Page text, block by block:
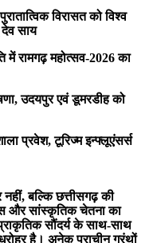
विरासत को विश्व
देव साय
में रामगढ़ महोत्सव-2026 का
उदयपुर एवं डूमरडीह को
प्रवेश, टूरिज्म इन्फ्लूएंसर्स
बल्कि छत्तीसगढ़ की
और सांस्कृतिक चेतना का
सौंदर्य के साथ-साथ
है। अनेक प्राचीन ग्रंथों